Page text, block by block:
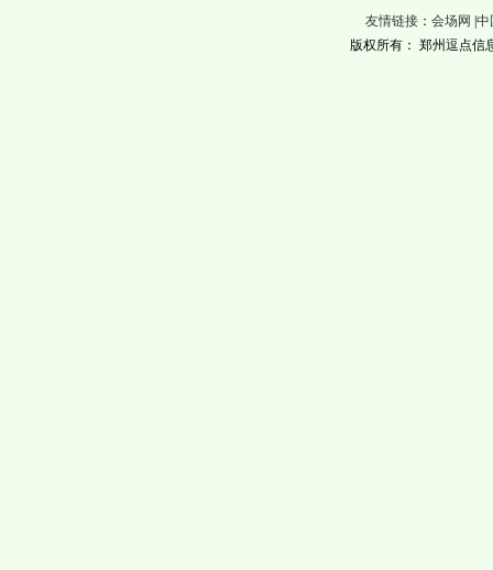
友情链接 ：会场网 |中
版权所有： 郑州逗点信